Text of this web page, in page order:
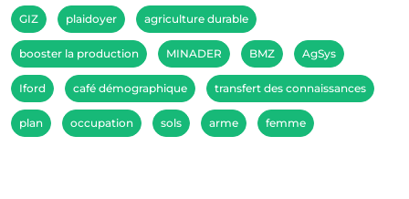
GIZ plaidoyer agriculture durable
booster la production MINADER BMZ AgSys
Iford café démographique transfert des connaissances
plan occupation sols arme femme